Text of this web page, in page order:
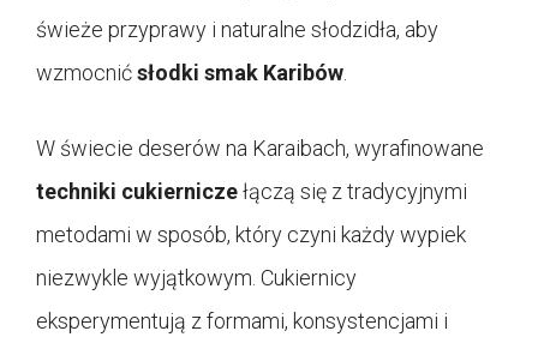
świeże przyprawy i naturalne słodzidła, aby
wzmocnićsłodki smak Karibów
W świecie deserów na Karaibach, wyrafinowane
techniki cukierniczełączą się z tradycyjnymi
metodami w sposób, który czyni każdy wypiek
niezwykle wyjątkowym. Cukiernicy
eksperymentują z formami, konsystencjami i